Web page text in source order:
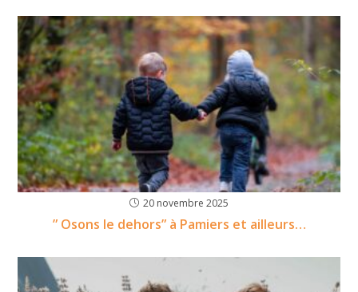
20 novembre 2025
” Osons le dehors” à Pamiers et ailleurs…